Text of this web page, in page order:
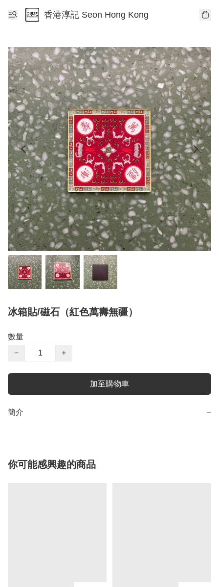
香港淳記 Seon Hong Kong
冰箱貼/磁石（紅色萬壽無疆）
數量
−
+
加至購物車
簡介 −
你可能感興趣的商品